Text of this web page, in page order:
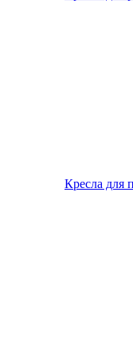
Кресла для